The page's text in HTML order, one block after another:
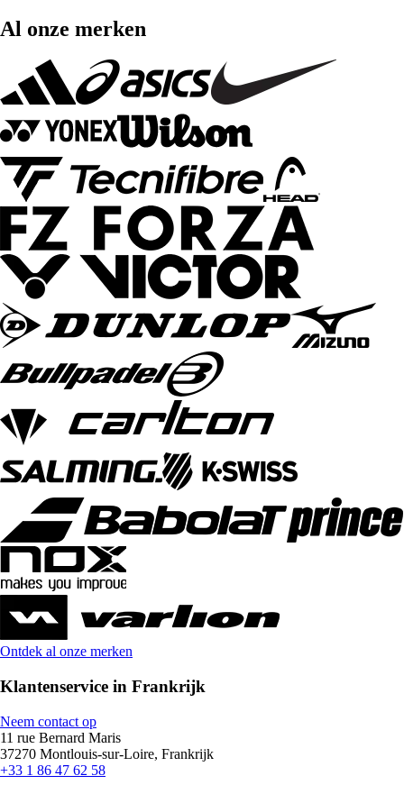
Al onze merken
Ontdek al onze merken
Klantenservice in Frankrijk
Neem contact op
11 rue Bernard Maris
37270 Montlouis-sur-Loire, Frankrijk
+33 1 86 47 62 58